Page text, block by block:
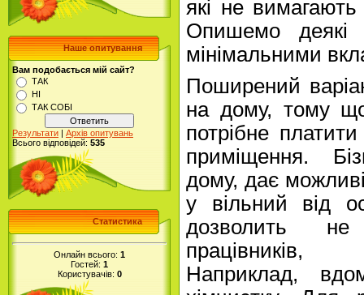
Наше опитування
Вам подобається мій сайт?
ТАК
НІ
ТАК СОБІ
Результати | Архів опитувань
Всього відповідей: 535
Статистика
Онлайн всього: 1
Гостей: 1
Користувачів: 0
які не вимагають
Опишемо
мінімальними
Поширений
на дому, тому
потрібне
приміщення.
дому, дає
у вільний від
дозволить
працівників,
Наприклад,